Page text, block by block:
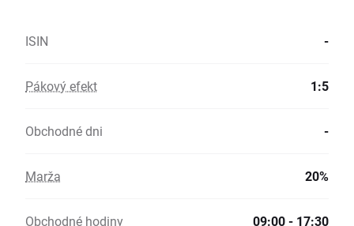
ISIN -
Pákový efekt 1:5
Obchodné dni -
Marža 20%
Obchodné hodiny 09:00 - 17:30